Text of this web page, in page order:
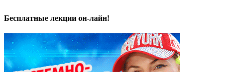
Бесплатные лекции он-лайн!